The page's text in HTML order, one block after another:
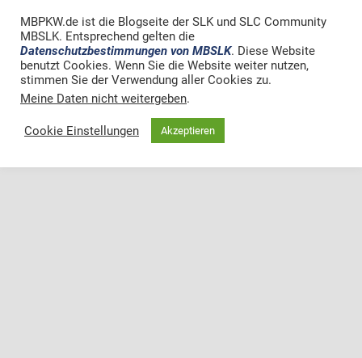
MBPKW.de ist die Blogseite der SLK und SLC Community
MBSLK. Entsprechend gelten die
Datenschutzbestimmungen von MBSLK. Diese Website
benutzt Cookies. Wenn Sie die Website weiter nutzen,
stimmen Sie der Verwendung aller Cookies zu.
Meine Daten nicht weitergeben.
Cookie Einstellungen Akzeptieren